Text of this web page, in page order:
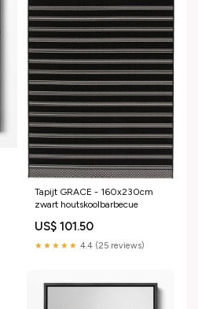
Tapijt GRACE - 160x230cm
zwart houtskoolbarbecue
US$ 101.50
★★★★★ 4.4 (25 reviews)